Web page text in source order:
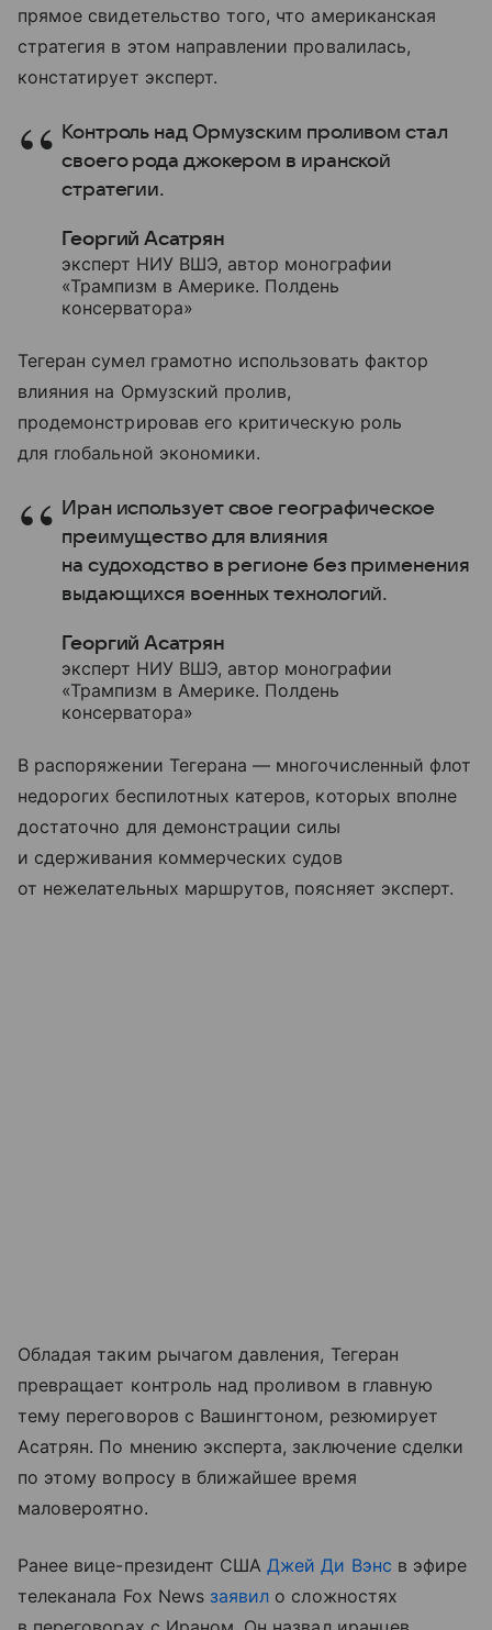
прямое свидетельство того, что американская
стратегия в этом направлении провалилась,
констатирует эксперт.
Контроль над Ормузским проливом стал
своего рода джокером в иранской
стратегии.
Георгий Асатрян
эксперт НИУ ВШЭ, автор монографии
«Трампизм в Америке. Полдень
консерватора»
Тегеран сумел грамотно использовать фактор
влияния на Ормузский пролив,
продемонстрировав его критическую роль
для глобальной экономики.
Иран использует свое географическое
преимущество для влияния
на судоходство в регионе без применения
выдающихся военных технологий.
Георгий Асатрян
эксперт НИУ ВШЭ, автор монографии
«Трампизм в Америке. Полдень
консерватора»
В распоряжении Тегерана — многочисленный флот
недорогих беспилотных катеров, которых вполне
достаточно для демонстрации силы
и сдерживания коммерческих судов
от нежелательных маршрутов, поясняет эксперт.
Обладая таким рычагом давления, Тегеран
превращает контроль над проливом в главную
тему переговоров с Вашингтоном, резюмирует
Асатрян. По мнению эксперта, заключение сделки
по этому вопросу в ближайшее время
маловероятно.
Ранее вице-президент СШАДжей Ди Вэнс в эфире
телеканала Fox News заявил о сложностях